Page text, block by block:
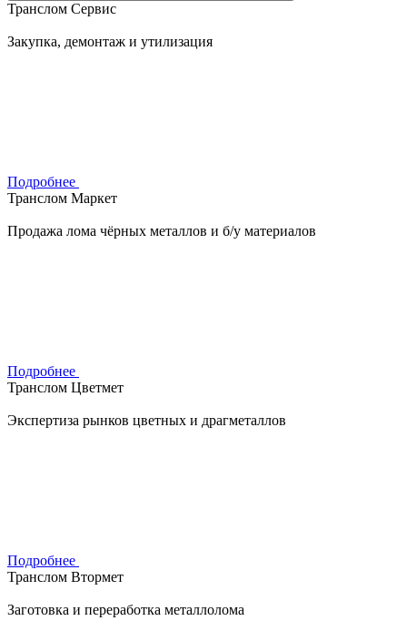
Транслом Сервис
Закупка, демонтаж и утилизация
Подробнее
Транслом Маркет
Продажа лома чёрных металлов и б/у материалов
Подробнее
Транслом Цветмет
Экспертиза рынков цветных и драгметаллов
Подробнее
Транслом Втормет
Заготовка и переработка металлолома